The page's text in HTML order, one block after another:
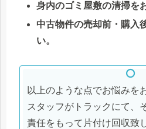
身内のゴミ屋敷の清掃を
中古物件の売却前・購入
い。
以上のような点でお悩みを
スタッフがトラックにて、
責任をもって片付け回収致